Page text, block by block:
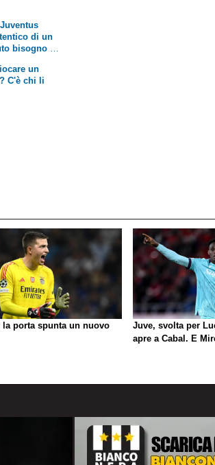
di un
bisogno di
un
C'è chi li
la porta spunta un nuovo
Juve, svolta per
apre a Cabal. E